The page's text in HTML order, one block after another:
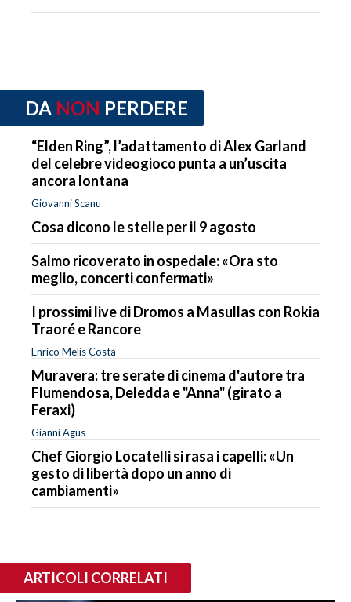
DA NON PERDERE
“Elden Ring”, l’adattamento di Alex Garland
del celebre videogioco punta a un’uscita
ancora lontana
Giovanni Scanu
Cosa dicono le stelle per il 9 agosto
Salmo ricoverato in ospedale: «Ora sto
meglio, concerti confermati»
I prossimi live di Dromos a Masullas con Rokia
Traoré e Rancore
Enrico Melis Costa
Muravera: tre serate di cinema d'autore tra
Flumendosa, Deledda e "Anna" (girato a
Feraxi)
Gianni Agus
Chef Giorgio Locatelli si rasa i capelli: «Un
gesto di libertà dopo un anno di
cambiamenti»
ARTICOLI CORRELATI